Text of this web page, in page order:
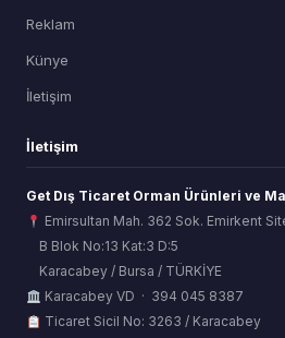
Reklam
Künye
İletişim
İletişim
Get Dış Ticaret Orman Ürünleri ve
Emirsultan Mah. 362 Sok. Emirkent
B Blok No:13 Kat:3 D:5
Karacabey / Bursa / TÜRKİYE
Karacabey VD · 394 045 8387
Ticaret Sicil No: 3263 / Karacabey
ORSİAD AI
Sektörel Hafıza Asistanı